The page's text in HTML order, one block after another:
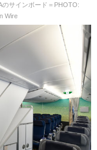
サインボード＝PHOTO:
Wire